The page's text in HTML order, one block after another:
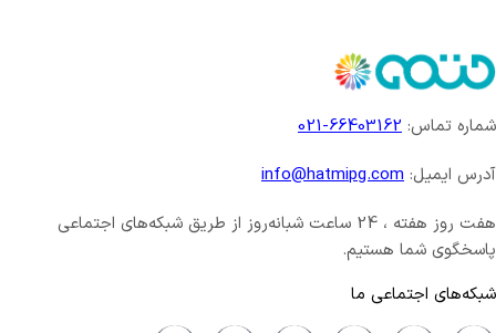
شماره تماس: 66403162-021
آدرس ایمیل: info@hatmipg.com
هفت روز هفته ، 24 ساعت شبانه‌روز از طریق شبکه‌های اجتماعی
پاسخگوی شما هستیم.
شبکه‌های اجتماعی ما